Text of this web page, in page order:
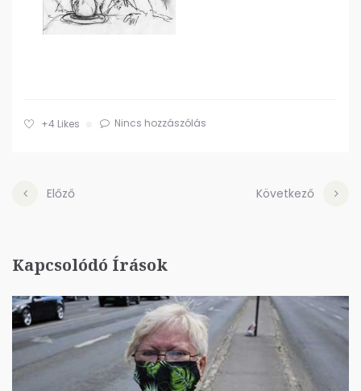
+4 Likes Nincs hozzászólás
Előző Következő
Kapcsolódó Írások